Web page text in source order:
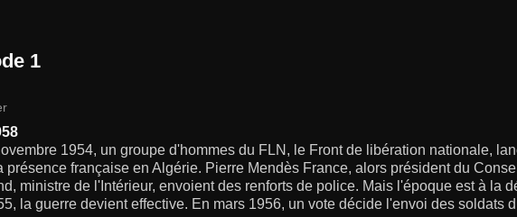
1
1954, un groupe d'hommes du FLN, le Front de libération nationale,
présence française en Algérie. Pierre Mendès France, alors président du
ministre de l'Intérieur, envoient des renforts de police. Mais l'époque est à la
la guerre devient effective. En mars 1956, un vote décide l'envoi des soldats